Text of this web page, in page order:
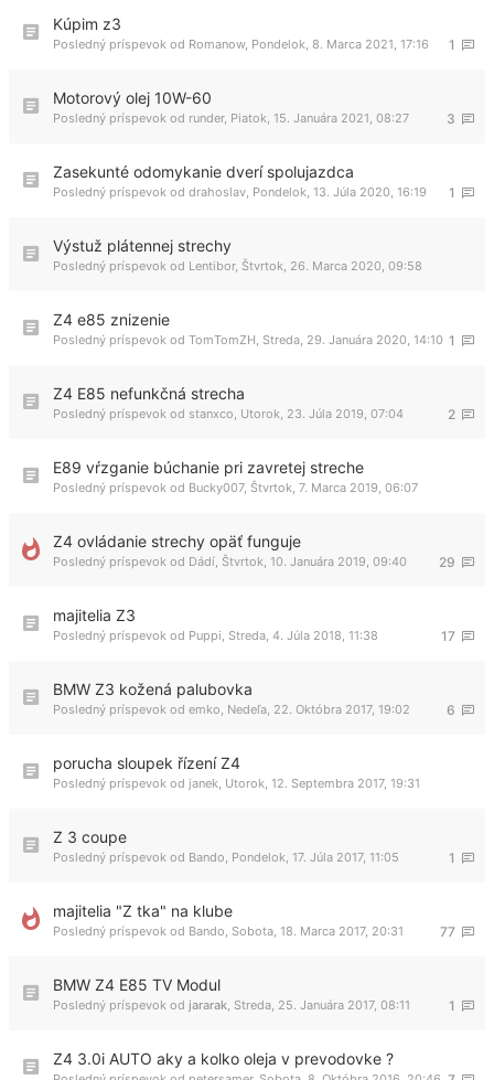
Kúpim z3
1
Posledný príspevok od Romanow, Pondelok, 8. Marca 2021, 17:16
Motorový olej 10W-60
3
Posledný príspevok od runder, Piatok, 15. Januára 2021, 08:27
Zasekunté odomykanie dverí spolujazdca
1
Posledný príspevok od drahoslav Pondelok, 13. Júla 2020, 16:19
Výstuž plátennej strechy
Posledný príspevok od Lentibor, Štvrtok, 26. Marca 2020, 09:58
Z4 e85 znizenie
1
Posledný príspevok od TomTomZH Streda, 29. Januára 2020, 14:10
Z4 E85 nefunkčná strecha
2
Posledný príspevok od stanxco Utorok, 23. Júla 2019, 07:04
E89 vŕzganie búchanie pri zavretej streche
Posledný príspevok od Bucky007, Štvrtok, 7. Marca 2019, 06:07
Z4 ovládanie strechy opäť funguje
29
Posledný príspevok od Dádí Štvrtok, 10. Januára 2019, 09:40
majitelia Z3
17
Posledný príspevok od Puppi Streda, 4. Júla 2018, 11:38
BMW Z3 kožená palubovka
6
Posledný príspevok od emko Nedeľa, 22. Októbra 2017, 19:02
porucha sloupek řízení Z4
Posledný príspevok od janek Utorok, 12. Septembra 2017, 19:31
Z 3 coupe
1
Posledný príspevok od Bando Pondelok, 17. Júla 2017, 11:05
majitelia "Z tka" na klube
77
Posledný príspevok od Bando Sobota, 18. Marca 2017, 20:31
BMW Z4 E85 TV Modul
1
Posledný príspevok od jararak Streda, 25. Januára 2017, 08:11
Z4 3.0i AUTO aky a kolko oleja v prevodovke ?